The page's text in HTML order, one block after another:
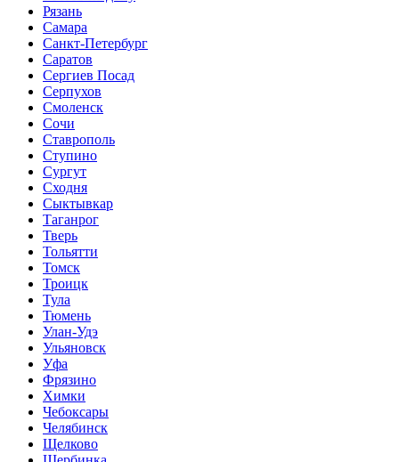
Рязань
Самара
Санкт-Петербург
Саратов
Сергиев Посад
Серпухов
Смоленск
Сочи
Ставрополь
Ступино
Сургут
Сходня
Сыктывкар
Таганрог
Тверь
Тольятти
Томск
Троицк
Тула
Тюмень
Улан-Удэ
Ульяновск
Уфа
Фрязино
Химки
Чебоксары
Челябинск
Щелково